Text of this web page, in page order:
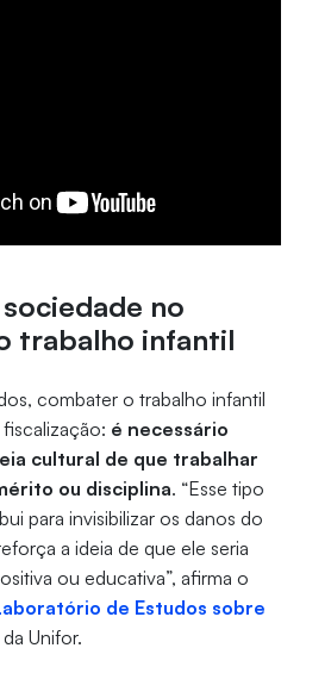
no
trabalho infantil
combater o trabalho infantil
é necessário
cultural de que trabalhar
ou disciplina. “Esse tipo
para invisibilizar os danos do
a ideia de que ele seria
ou educativa”, afirma o
de Estudos sobre
da Unifor.